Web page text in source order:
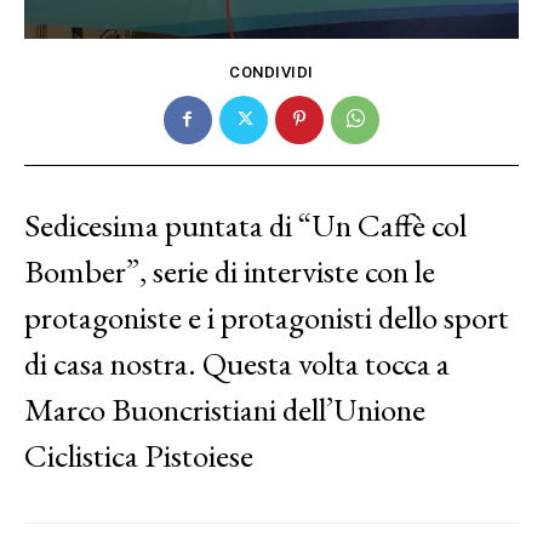
CONDIVIDI
Sedicesima puntata di “Un Caffè col
Bomber”, serie di interviste con le
protagoniste e i protagonisti dello sport
di casa nostra. Questa volta tocca a
Marco Buoncristiani dell’Unione
Ciclistica Pistoiese